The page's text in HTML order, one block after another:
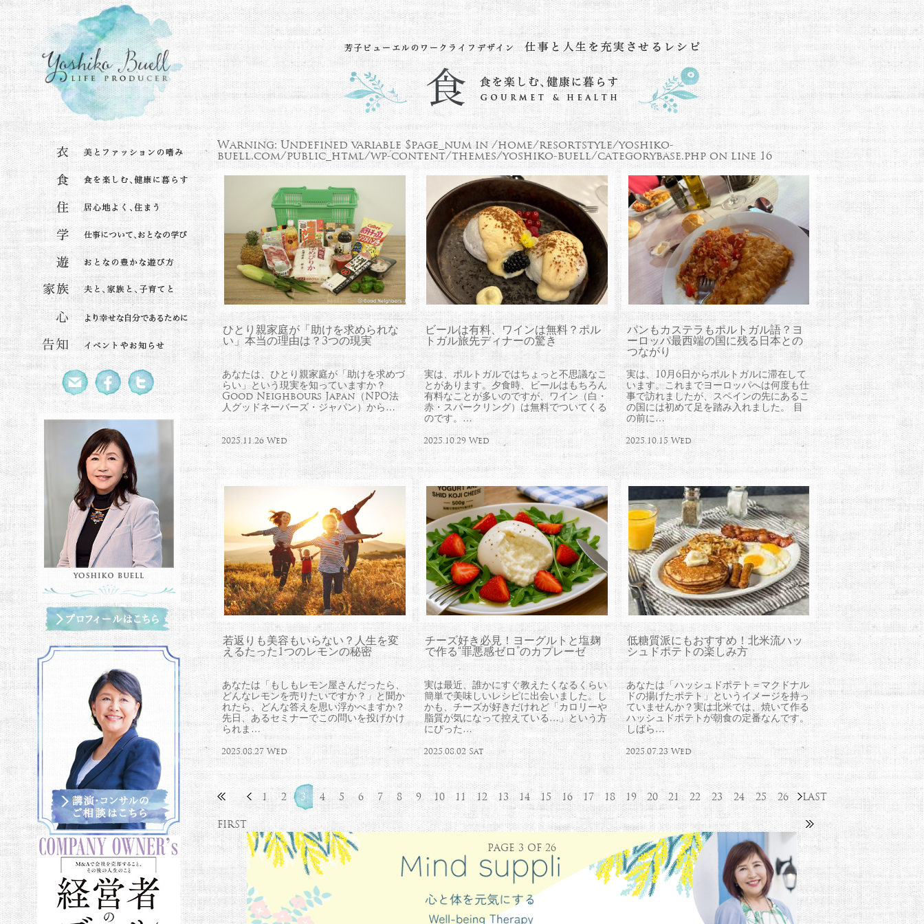
Warning: Undefined variable $page_num in/home/resortstyle/yoshiko-
buell.com/public_html/wp-content/themes/yoshiko-buell/categorybase.phpon line 16
ひとり親家庭が「助けを求められな
い」本当の理由は？3つの現実
あなたは、ひとり親家庭が「助けを求めづ
らい」という現実を知っていますか？
Good Neighbours Japan（NPO法
人グッドネーバーズ・ジャパン）から…
2025.11.26 Wed
ビールは有料、ワインは無料？ポル
トガル旅先ディナーの驚き
実は、ポルトガルではちょっと不思議なこ
とがあります。夕食時、ビールはもちろん
有料なことが多いのですが、ワイン（白・
赤・スパークリング）は無料でついてくる
のです。…
2025.10.29 Wed
パンもカステラもポルトガル語？ヨ
ーロッパ最西端の国に残る日本との
つながり
実は、10月6日からポルトガルに滞在して
います。これまでヨーロッパへは何度も仕
事で訪れましたが、スペインの先にあるこ
の国には初めて足を踏み入れました。 目
の前に…
2025.10.15 Wed
若返りも美容もいらない？人生を変
えるたった1つのレモンの秘密
あなたは「もしもレモン屋さんだったら、
どんなレモンを売りたいですか？」と聞か
れたら、どんな答えを思い浮かべますか？
先日、あるセミナーでこの問いを投げかけ
られま…
2025.08.27 Wed
チーズ好き必見！ヨーグルトと塩麹
で作る“罪悪感ゼロ”のカプレーゼ
実は最近、誰かにすぐ教えたくなるくらい
簡単で美味しいレシピに出会いました。し
かも、チーズが好きだけれど「カロリーや
脂質が気になって控えている…」という方
にぴった…
2025.08.02 Sat
低糖質派にもおすすめ！北米流ハッ
シュドポテトの楽しみ方
あなたは「ハッシュドポテト＝マクドナル
ドの揚げたポテト」というイメージを持っ
ていませんか？実は北米では、焼いて作る
ハッシュドポテトが朝食の定番なんです。
しばら…
2025.07.23 Wed
FIRST
1 2 3 4 5 6 7 8 9 10 11 12 13 14 15 16 17 18 19 20 21 22 23 24 25 26 LAST
PAGE 3 OF 26